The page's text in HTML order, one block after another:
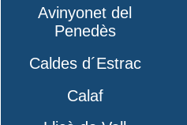
Avinyonet del
Penedès
Caldes d´Estrac
Calaf